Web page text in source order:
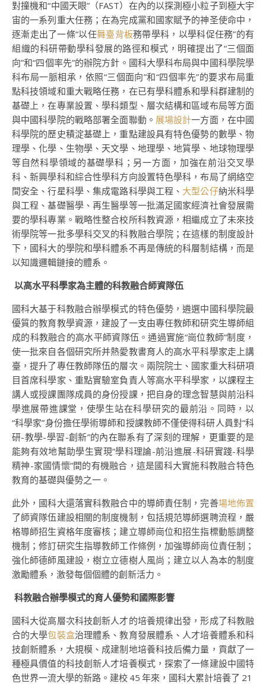
對撞機和“中國天眼”（FAST）在內的以探測極小粒子到極大宇
宙的一系列重大任務；在為完成黨和國家賦予的神圣使命中，
逐漸走出了一條“以任舞臺背板務帶學科，以學科促任務”的有
組織的科研帶動學科發展的路徑和模式，明確提出了“三個面
向”和“四個率先”的辦院方針。國科大學科布局與中國科學院學
科布局一脈相承，依照“三個面向”和“四個率先”的要求布局重
點科技領域和重大戰略任務，在已有學科體系和學科群建制的
基礎上，在專業設置、學科類型、層次結構和區域布局等方面
與中國科學院的戰略部署全面聯動。 展場設計一方面，在中國
科學院的歷史積淀基礎上，重點建設具有特色優勢的數學、物
理學、化學、生物學、天文學、地理學、地質學、地球物理學
等自然科學領域的基礎學科；另一方面，加強在前沿交叉學
科、新興學科和綜合性學科方向設置特色學科，布局了網絡空
間安全、行星科學、集成電路科學與工程、 大型公仔納米科學
與工程、基礎醫學、再生醫學等一批滿足國家經濟社會發展需
要的學科專業。戰略性整合校所科教資源，相繼成立了未來技
術學院等一批多學科交叉的科教融合學院；在這樣的制度設計
下，國科大的學院和學科體系不再是傳統的科層制結構，而是
以知識邏輯鏈接的體系。
以高水平科學家為主體的科教融合師資隊伍
國科大基于科教融合辦學模式的特色優勢，遴選中國科學院最
優質的教育教學資源，建設了一支由專任教師和研究生導師組
成的科教融合的高水平師資隊伍。通過實施“崗位教師”制度，
使一批來自各個研究所并熱愛教書育人的高水平科學家走上講
臺，提升了專任教師隊伍的層次。兩院院士、國家重大科研項
目首席科學家、重點實驗室負責人等高水平科學家，以課程主
講人或授課團隊成員的身份授課，把自身的理念智慧與前沿科
學進展帶進課堂，使學生站在科學研究的最前沿。同時，以
“科學家”身份擔任學術導師和授課教師不僅使得科研人員對“科
研-教學-學習-創新”的內在聯系有了深刻的理解，更重要的是
能夠有效地幫助學生實現“學科理論-前沿進展-科研實踐-科學
精神-家國情懷”間的有機融合，這是國科大實施科教融合特色
教育的基礎與優勢之一。
此外，國科大還落實科教融合中的導師責任制，完善場地佈置
了師資隊伍建設相關的制度機制，包括規范導師選聘流程，嚴
格導師招生資格年度審核；建立導師崗位和招生指標動態調整
機制；修訂研究生指導教師工作條例，加強導師崗位責任制；
強化師德師風建設，樹立立德樹人風尚；建立以人為本的制度
激勵體系，激發每個個體的創新活力。
科教融合辦學模式的育人優勢和國際影響
國科大從高層次科技創新人才的培養規律出發，形成了科教融
合的大學包裝盒治理體系、教育發展體系、人才培養體系和科
技創新體系，大規模、成建制地培養科技后備力量，貢獻了一
種極具價值的科技創新人才培養模式，探索了一條建設中國特
色世界一流大學的新路。建校 45 年來，國科大累計培養了 21